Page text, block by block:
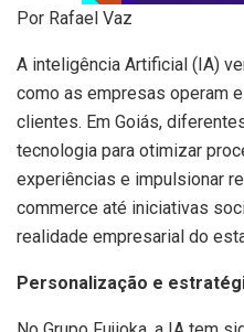
Por Rafael Vaz
A inteligência Artificial (IA)
como as empresas operam
clientes. Em Goiás,
tecnologia para otimizar
experiências e impulsionar
commerce até iniciativas
realidade empresarial do
Personalização e